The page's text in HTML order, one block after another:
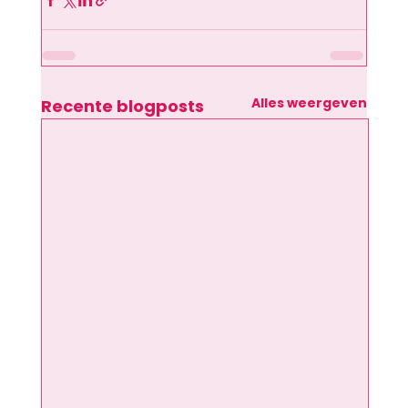
Recente blogposts Alles weergeven